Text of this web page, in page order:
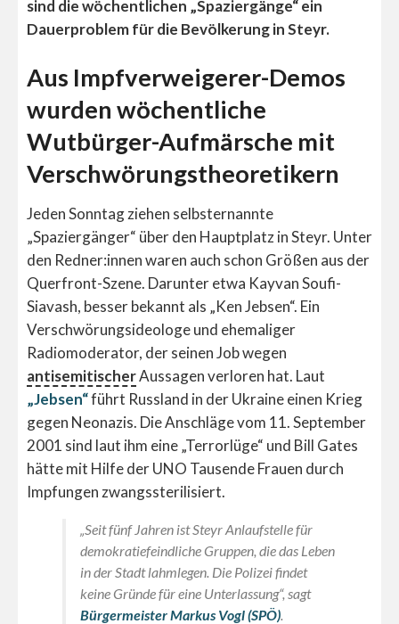
sind die wöchentlichen „Spaziergänge“ ein
Dauerproblem für die Bevölkerung in Steyr.
Aus Impfverweigerer-Demos
wurden wöchentliche
Wutbürger-Aufmärsche mit
Verschwörungstheoretikern
Jeden Sonntag ziehen selbsternannte
„Spaziergänger“ über den Hauptplatz in Steyr. Unter
den Redner:innen waren auch schon Größen aus der
Querfront-Szene. Darunter etwa Kayvan Soufi-
Siavash, besser bekannt als „Ken Jebsen“. Ein
Verschwörungsideologe und ehemaliger
Radiomoderator, der seinen Job wegen
antisemitischerAussagen verloren hat. Laut
„Jebsen“führt Russland in derUkraine einen Krieg
gegen Neonazis. Die Anschläge vom 11. September
2001 sind laut ihm eine „Terrorlüge“ und Bill Gates
hätte mit Hilfe der UNO Tausende Frauen durch
Impfungen zwangssterilisiert.
„Seit fünf Jahren ist Steyr Anlaufstelle für
demokratiefeindliche Gruppen, die das Leben
in der Stadt lahmlegen. Die Polizei findet
keine Gründe für eine Unterlassung“, sagt
Bürgermeister Markus Vogl (SPÖ)